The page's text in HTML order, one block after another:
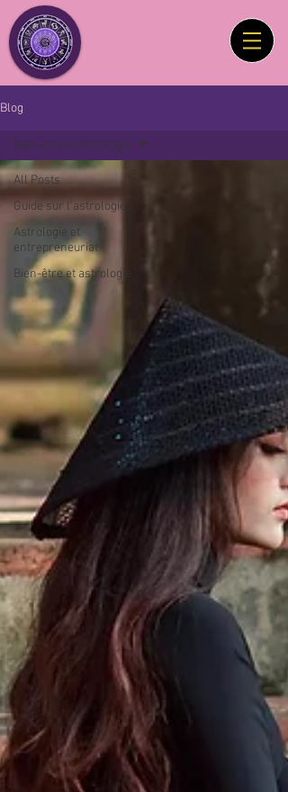
Blog
All Posts
Guide sur l'astrologie
Astrologie et
entrepreneuriat
Bien-être et astrologie
Bien-être et astrologie